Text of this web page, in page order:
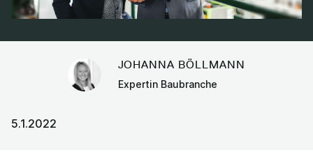
JOHANNA BÖLLMANN
Expertin Baubranche
5.1.2022